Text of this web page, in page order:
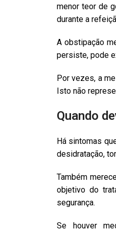
menor teor de
durante a
A obstipação
persiste, pode
Por vezes, a
Isto não
Quando
Há sintomas
desidratação,
Também
objetivo do
segurança.
Se houver